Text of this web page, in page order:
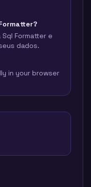
Formatter e
dados.
in your browser